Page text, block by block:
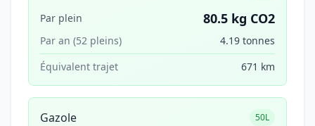
Par plein 80.5 kg CO2
Par an (52 pleins)
4.19 tonnes
Équivalent trajet
671 km
Gazole 50L